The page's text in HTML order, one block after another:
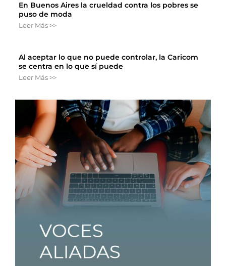
En Buenos Aires la crueldad contra los pobres se
puso de moda
Leer Más >>
Al aceptar lo que no puede controlar, la Caricom
se centra en lo que sí puede
Leer Más >>